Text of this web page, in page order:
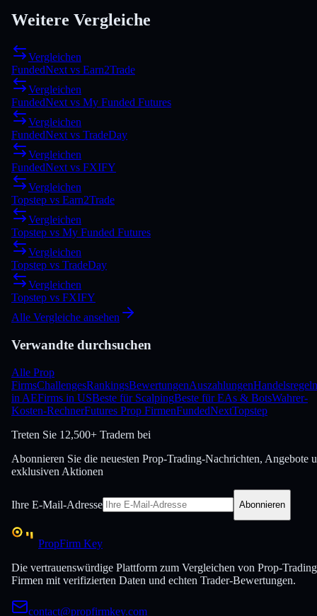
Weitere Vergleiche
Vergleichen
FundedNext vs Earn2Trade
Vergleichen
FundedNext vs My Funded Futures
Vergleichen
FundedNext vs TradeDay
Vergleichen
FundedNext vs FXIFY
Vergleichen
Topstep vs Earn2Trade
Vergleichen
Topstep vs My Funded Futures
Vergleichen
Topstep vs TradeDay
Vergleichen
Topstep vs FXIFY
Alle Vergleiche ansehen
Verwandte durchsuchen
Alle Prop
FirmsChallengesRankingsBewertungenAuszahlungenHandelsregeln
in AEFirms in USBeste für ScalpingBeste für EAs & BotsWahrer-
Kosten-RechnerFutures Prop FirmenFundedNextTopstep
Treten Sie 12,500+ Tradern bei
Abonnieren Sie die neuesten Prop-Trading-Nachrichten, Angebote
exklusiven Aktionen
Ihre E-Mail-Adresse Abonnieren
PropFirm Key
Die vertrauenswürdige Plattform zum Vergleichen von Prop-
Firmen mit verifizierten Daten und echten Trader-Bewertungen.
contact@propfirmkey.com